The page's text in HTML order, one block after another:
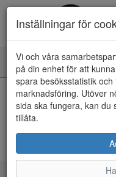
Toggle
navigation
HEM
Kunde inte hitta några
Inställningar för
Vi och våra
på din enhet för att
spara besöksstatistik
marknadsföring. Utöver
sida ska fungera, kan du
tillåta.